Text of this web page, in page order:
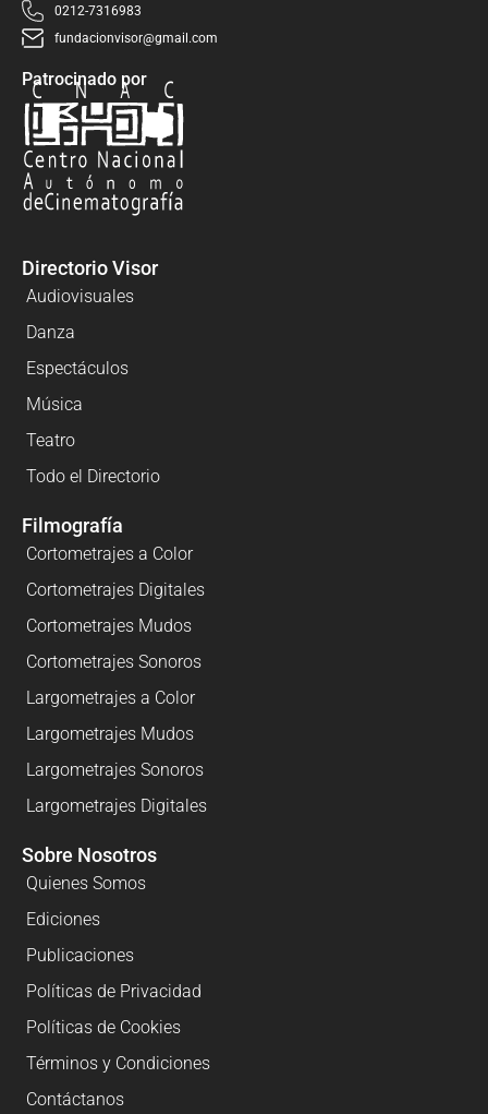
0212-7316983
fundacionvisor@gmail.com
Patrocinado por
Directorio Visor
Audiovisuales
Danza
Espectáculos
Música
Teatro
Todo el Directorio
Filmografía
Cortometrajes a Color
Cortometrajes Digitales
Cortometrajes Mudos
Cortometrajes Sonoros
Largometrajes a Color
Largometrajes Mudos
Largometrajes Sonoros
Largometrajes Digitales
Sobre Nosotros
Quienes Somos
Ediciones
Publicaciones
Políticas de Privacidad
Políticas de Cookies
Términos y Condiciones
Contáctanos